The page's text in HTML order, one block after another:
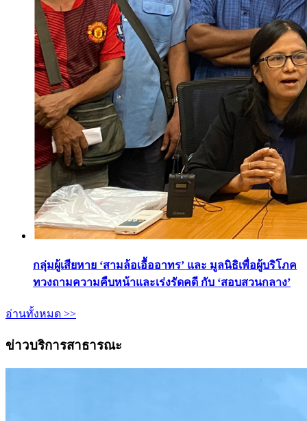
กลุ่มผู้เสียหาย ‘สามล้อเอื้ออาทร’ และ มูลนิธิเพื่อผู้บริโภค
ทวงถามความคืบหน้าและเร่งรัดคดี กับ ‘สอบสวนกลาง’
อ่านทั้งหมด >>
ข่าวบริการสาธารณะ